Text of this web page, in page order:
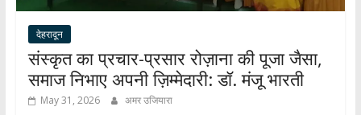
देहरादून
संस्कृत का प्रचार-प्रसार रोज़ाना की पूजा जैसा,
समाज निभाए अपनी ज़िम्मेदारी: डॉ. मंजू भारती
May 31, 2026 अमर उजियारा